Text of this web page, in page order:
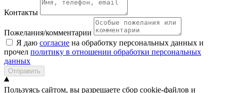
Контакты
Пожелания/комментарии
Я даю согласие на обработку персональных данных и
прочел политику в отношении обработки персональных
данных
Отправить
Пользуясь сайтом, вы разрешаете сбор cookie-файлов и